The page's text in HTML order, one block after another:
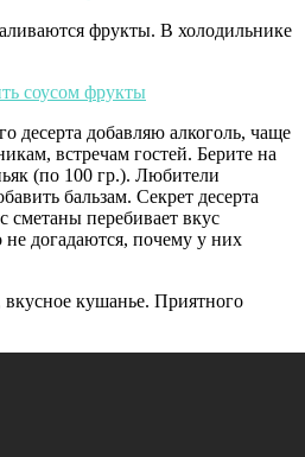
фрукты. В холодильнике
десерта добавляю алкоголь, чаще
встречам гостей. Берите на
(по 100 гр.). Любители
бальзам. Секрет десерта
сметаны перебивает вкус
не догадаются, почему у них
вкусное кушанье. Приятного